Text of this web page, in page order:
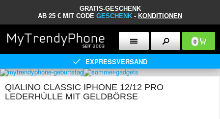
GRATIS-GESCHENK
AB 25 € MIT CODE GESCHENK - KONDITIONEN
0
EXPRESSVERSAND
QIALINO CLASSIC IPHONE 12/12 PRO
LEDERHÜLLE MIT GELDBÖRSE